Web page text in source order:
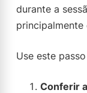
durante a
principalmente
Use este
Conferir